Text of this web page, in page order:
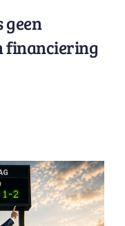
geen
financiering